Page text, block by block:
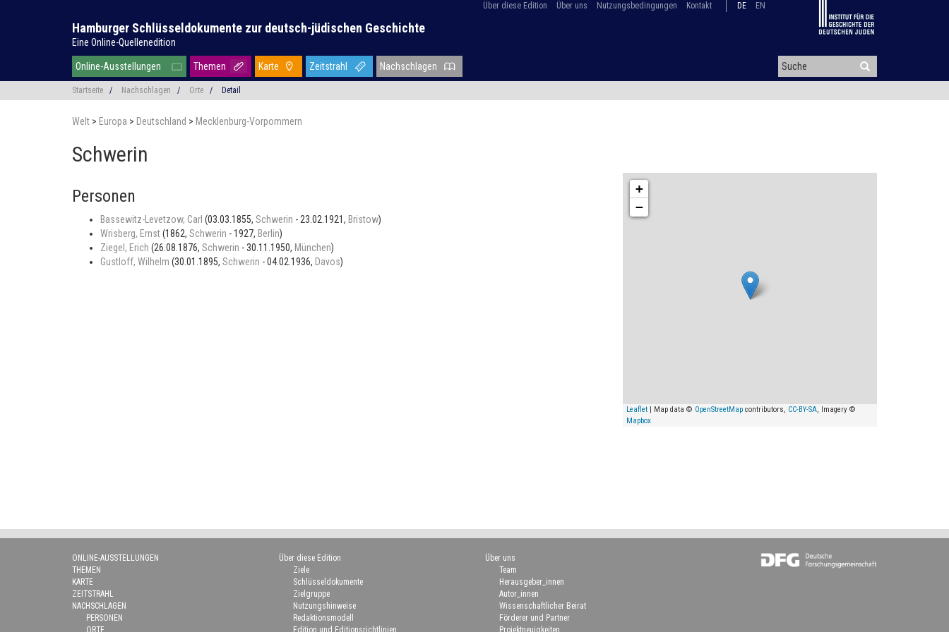
Über diese Edition Über uns Nutzungsbedingungen Kontakt DE EN
Hamburger Schlüsseldokumente zur deutsch-jüdischen Geschichte
Eine Online-Quellenedition
Online-Ausstellungen Themen Karte Zeitstrahl Nachschlagen
Startseite / Nachschlagen / Orte / Detail
Welt > Europa > Deutschland > Mecklenburg-Vorpommern
Schwerin
Personen
Bassewitz-Levetzow, Carl (03.03.1855, Schwerin - 23.02.1921, Bristow)
Wrisberg, Ernst(1862, Schwerin - 1927, Berlin)
Ziegel, Erich (26.08.1876, Schwerin - 30.11.1950, München)
Gustloff, Wilhelm (30.01.1895, Schwerin - 04.02.1936, Davos)
+
−
Leaflet | Map data © OpenStreetMap contributors, CC-BY-SA, Imagery ©
Mapbox
ONLINE-AUSSTELLUNGEN
THEMEN
KARTE
ZEITSTRAHL
NACHSCHLAGEN
PERSONEN
ORTE
Über diese Edition
Ziele
Schlüsseldokumente
Zielgruppe
Nutzungshinweise
Redaktionsmodell
Edition und Editionsrichtlinien
Über uns
Team
Herausgeber_innen
Autor_innen
Wissenschaftlicher Beirat
Förderer und Partner
Projektneuigkeiten